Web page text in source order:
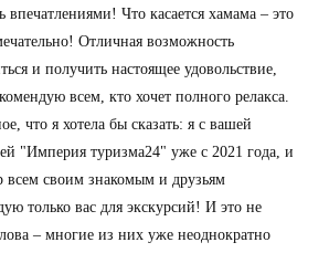
впечатлениями! Что касается хамама – это
Отличная возможность
и получить настоящее удовольствие,
всем, кто хочет полного релакса.
что я хотела бы сказать: я с вашей
"Империя туризма24" уже с 2021 года, и
всем своим знакомым и друзьям
только вас для экскурсий! И это не
– многие из них уже неоднократно